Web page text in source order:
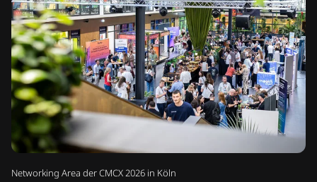
Networking Area der CMCX 2026 in Köln